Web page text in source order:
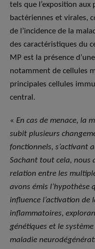
tels que l’exposition
bactériennes et virales,
de l’incidence de la
des caractéristiques du
MP est la présence
notamment de cellules
principales cellules
central.
« En cas de menace, la
subit plusieurs
fonctionnels, s’activant
Sachant tout cela, nous
relation entre les
avons émis l’hypothèse
influence l’activation de
inflammatoires,
génétiques et le
maladie